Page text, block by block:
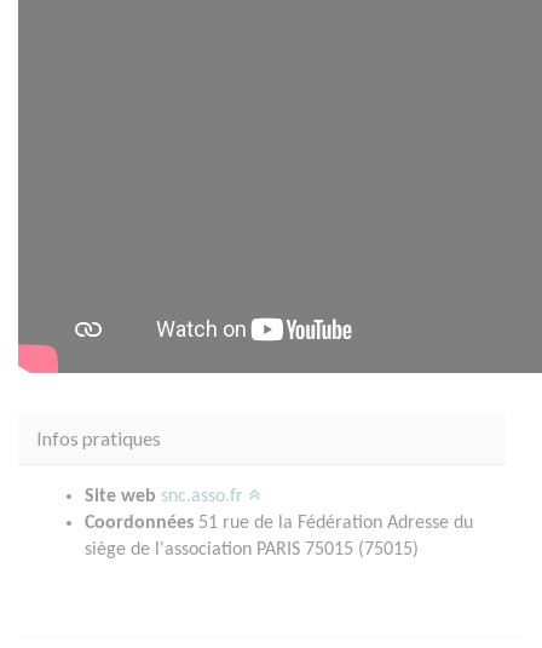
Infos pratiques
Site web snc.asso.fr
Coordonnées 51 rue de la Fédération Adresse du
siège de l'association PARIS 75015 (75015)